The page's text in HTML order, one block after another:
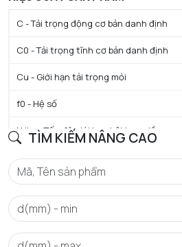
TÌM KIẾM NÂNG CAO
C - Tải trọng động cơ bản danh định
C0 - Tải trọng tĩnh cơ bản danh định
Cu - Giới hạn tải trọng mỏi
f0 - Hệ số
N lim - Tốc độ giới hạn bôi trơn dầu
N lim - Tốc độ giới hạn bôi trơn mỡ
Tmin - Nhiệt độ hoạt động tối thiểu
Tmax - Nhiệt độ hoạt động tối đa
GIỚI HẠN